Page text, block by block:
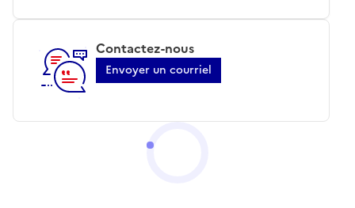
Contactez-nous
Envoyer un courriel